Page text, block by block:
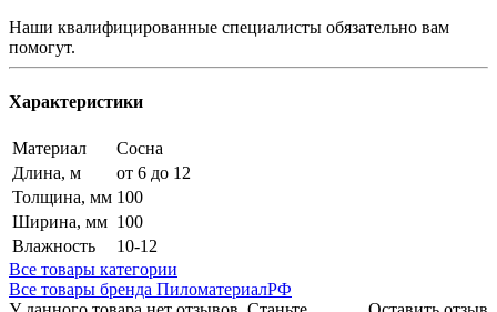
Наши квалифицированные специалисты обязательно вам
помогут.
Характеристики
Материал
Сосна
Длина, м
от 6 до 12
Толщина, мм 100
Ширина, мм 100
Влажность
10-12
Все товары категории
Все товары бренда ПиломатериалРФ